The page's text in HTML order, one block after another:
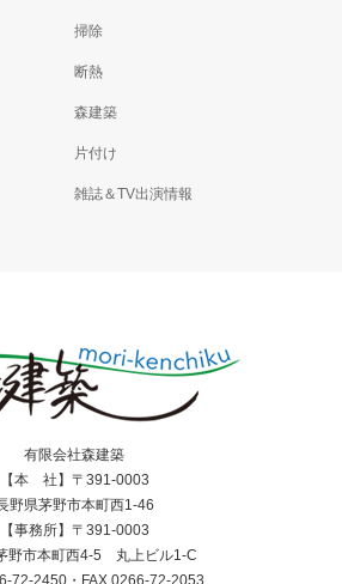
掃除
断熱
森建築
片付け
雑誌＆TV出演情報
有限会社森建築
【本 社】〒391-0003
野県茅野市本町西1-46
【事務所】〒391-0003
野市本町西4-5 丸上ビル1-C
72-2450・FAX.0266-72-2053